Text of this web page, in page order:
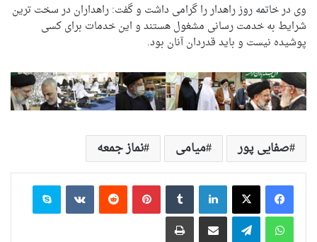
وی در خاتمه روز راهدار را گرامی داشت و گفت: راهداران در سخت ترین
شرایط به خدمت رسانی مشغول هستند و این خدمات برای کسی
پوشیده نیست و باید قدردان آنان بود.
صفایی پور میامی نماز جمعه
لینکدین ‫تامبلر ‫پین‌ترست‫رددیت ‫VKontakteاسکایپ
واتس آپ
تلگرام اشتراک گذاری از طریق ایمیل چاپ